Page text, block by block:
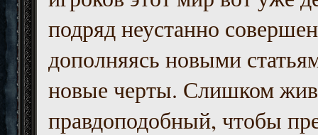
подряд неустанно
дополняясь новыми
новые черты. Слишком
правдоподобный, чтобы